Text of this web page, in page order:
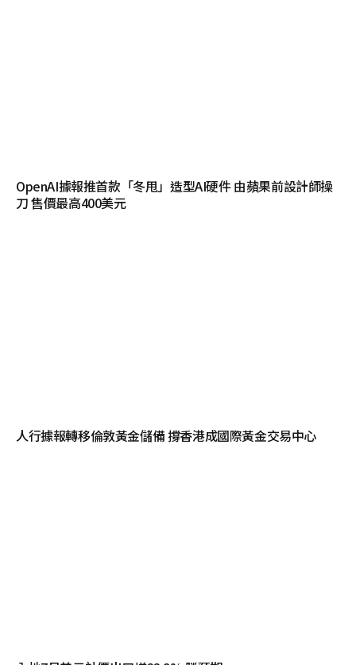
OpenAI據報推首款「冬甩」造型AI硬件 由蘋果前設計師操
刀 售價最高400美元
人行據報轉移倫敦黃金儲備 撐香港成國際黃金交易中心